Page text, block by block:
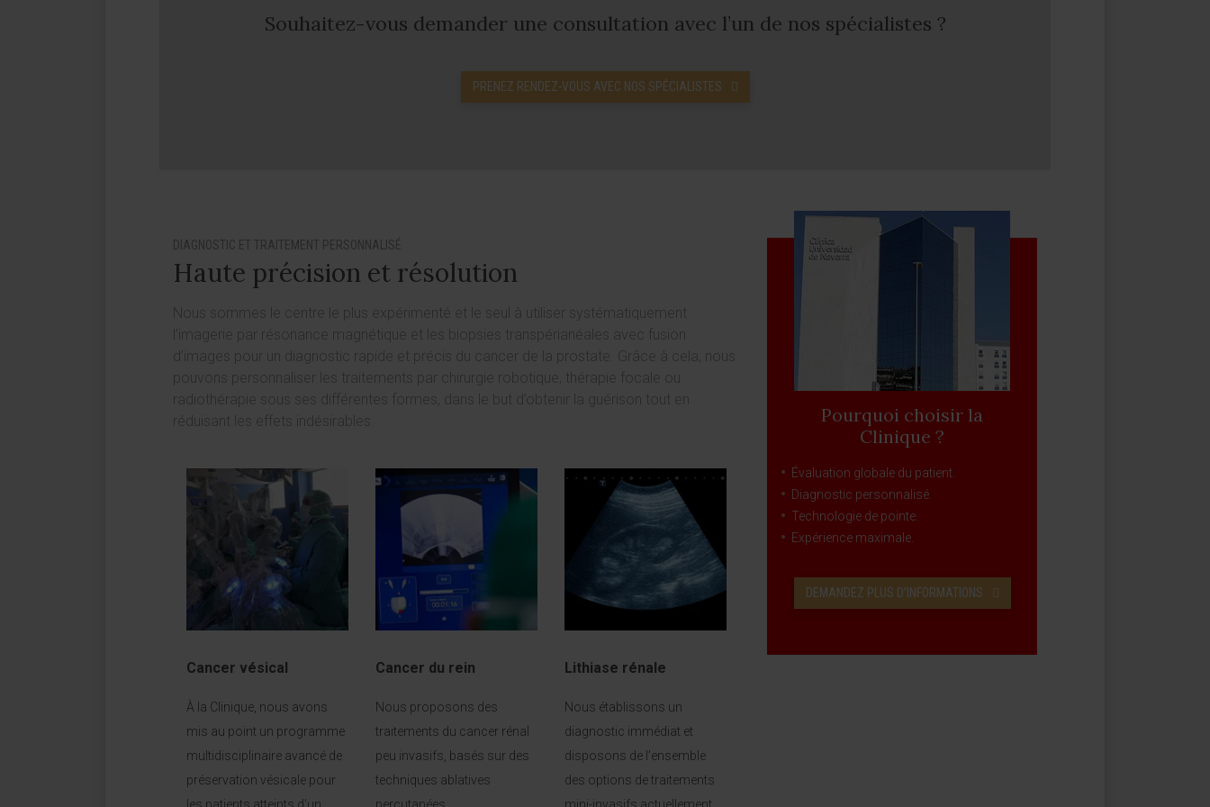
Souhaitez-vous demander une consultation avec l’un de nos spécialistes ?
PRENEZ RENDEZ-VOUS AVEC NOS SPÉCIALISTES
DIAGNOSTIC ET TRAITEMENT PERSONNALISÉ
Haute précision et résolution
Nous sommes le centre le plus expérimenté et le seul à utiliser systématiquement
l’imagerie par résonance magnétique et les biopsies transpérianéales avec fusion
d’images pour un diagnostic rapide et précis du cancer de la prostate. Grâce à cela, nous
pouvons personnaliser les traitements par chirurgie robotique, thérapie focale ou
radiothérapie sous ses différentes formes, dans le but d’obtenir la guérison tout en
réduisant les effets indésirables.
Cancer vésical
À la Clinique, nous avons
mis au point un programme
multidisciplinaire avancé de
préservation vésicale pour
Cancer du rein
Nous proposons des
traitements du cancer rénal
peu invasifs, basés sur des
techniques ablatives
Lithiase rénale
Nous établissons un
diagnostic immédiat et
disposons de l’ensemble
des options de traitements
Pourquoi choisir la
Clinique ?
Évaluation globale du patient.
Diagnostic personnalisé.
Technologie de pointe.
Expérience maximale.
DEMANDEZ PLUS D’INFORMATIONS